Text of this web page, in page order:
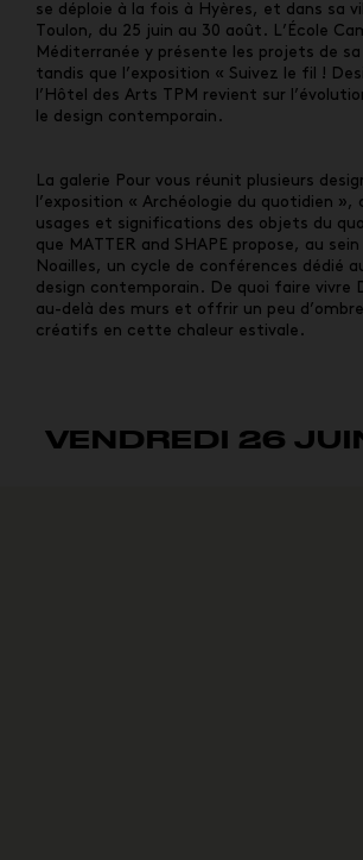
se déploie à la fois à Hyères, et dans sa
Toulon, du 25 juin au 30 août. L’École
Méditerranée y présente les projets de
tandis que l’exposition « Suivez le fil !
l’Hôtel des Arts TPM revient sur
le design contemporain.
La galerie Pour vous réunit plusieurs
l’exposition « Archéologie du quotidien »,
usages et significations des objets du
que MATTER and SHAPE propose, au sein
Noailles, un cycle de conférences dédié
design contemporain. De quoi faire vivre
au-delà des murs et offrir un peu
créatifs en cette chaleur estivale.
VENDREDI 26